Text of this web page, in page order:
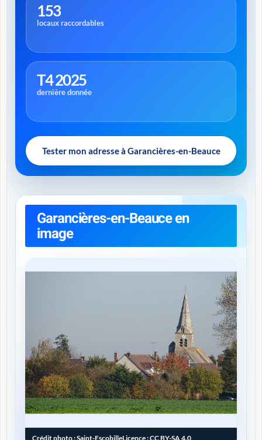
153
locaux raccordables
T4 2025
dernière donnée
Tester mon adresse à Garancières-en-Beauce
Garancières-en-Beauce en
image
Crédit photo :Saint-EscobilleLicence :CC BY-SA 4.0